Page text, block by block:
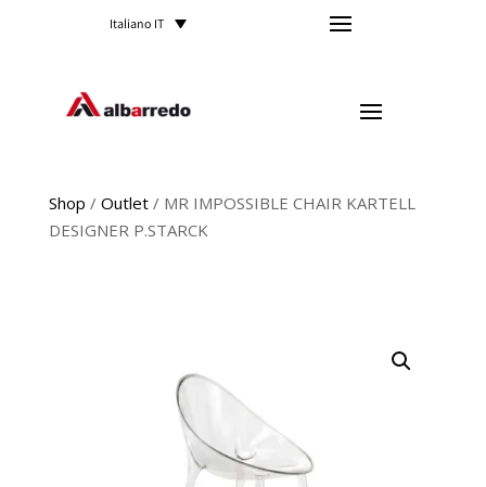
Italiano IT
Shop / Outlet/ MR IMPOSSIBLE CHAIR KARTELL
DESIGNER P.STARCK